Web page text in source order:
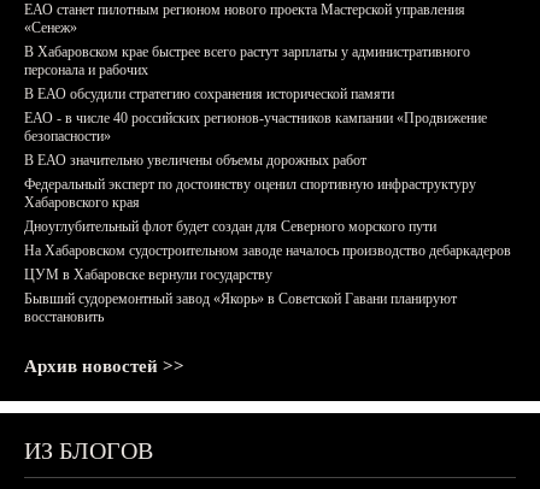
ЕАО станет пилотным регионом нового проекта Мастерской управления
«Сенеж»
В Хабаровском крае быстрее всего растут зарплаты у административного
персонала и рабочих
В ЕАО обсудили стратегию сохранения исторической памяти
ЕАО - в числе 40 российских регионов-участников кампании «Продвижение
безопасности»
В ЕАО значительно увеличены объемы дорожных работ
Федеральный эксперт по достоинству оценил спортивную инфраструктуру
Хабаровского края
Дноуглубительный флот будет создан для Северного морского пути
На Хабаровском судостроительном заводе началось производство дебаркадеров
ЦУМ в Хабаровске вернули государству
Бывший судоремонтный завод «Якорь» в Советской Гавани планируют
восстановить
Архив новостей >>
ИЗ БЛОГОВ